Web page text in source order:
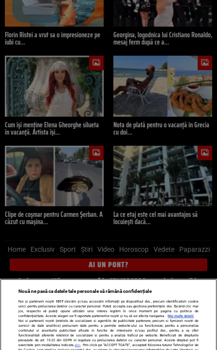
Florin Ristei a vrut sa o impresioneze pe
iubi cu…
Georgina, logodnica lui Cristiano Ronaldo,
mesaj ferm după ce a…
Cum își menține Elena Gheorghe silueta
în vacanță. Artista își…
Nota de plată pentru o vacanță în Grecia
cu doi…
Clipe de coșmar pentru Carmen Șerban. A
căzut cu mașina…
La ce etaj este cel mai avantajos să
locuiești dacă…
Home Exclusiv Sport Știri Video Horoscop Vedete Paparazzi
AI UN PONT?
Scrie-ne pe Whatsapp, sună la 0741226226 sau trimite mail la
pont@cancan.ro
Știri interne Știri externe
Politică
Ultimele stiri
Diete Insula Iubirii Dictionar de vise
LIFE STYLE
Horoscop
Nouă ne pasă ca datele tale personale să rămână confidențiale
Noi și partenerii noștri 1017stocăm și/sau accesăm informații pe dispozitivul dvs., precum identificatorii cookie
unici pentru prelucrarea datelor cu caracter personal. Puteți accepta sau gestiona preferințele dvs. făcând clic mai
jos, respectiv vă puteți opune utilizării unui interes legitim în orice moment pe pagina cu politica de
confidențialitate. Aceste alegeri vor fi raportate partenerilor noștri și nu vă vor afecta navigarea.
Mai multe detalii
Noi si partenerii nostri (retelele de socializare si agentiile de publicitate partenere, precum si furnizorii nostri de
servicii de date analitice) prelucram date pentru a permite website-ului sa functioneze, pentru a personaliza
continutul si anunturile publicitare afisate in functie de interesele si/sau profilul dvs., pentru a va oferi
functionalitati aferente retelelor de socializare si pentru a analiza traficul pe website. Beneficiati de drepturile
prevazute de art. 15-22 din GDPR in legatura cu prelucrarea datelor cu caracter personal. Aceste drepturi pot fi
exercitate prin modalitatea indicataaici . Prin click pe “ACCEPT TOATE”, acceptati folosirea tuturor Tehnologiilor de